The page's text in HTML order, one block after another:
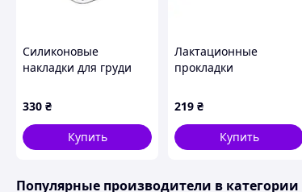
Силиконовые
накладки для груди
330 ₴
Купить
Лактационные
прокладки
babies 1/653 30 шт
219 ₴
Купить
Популярные производители в категории